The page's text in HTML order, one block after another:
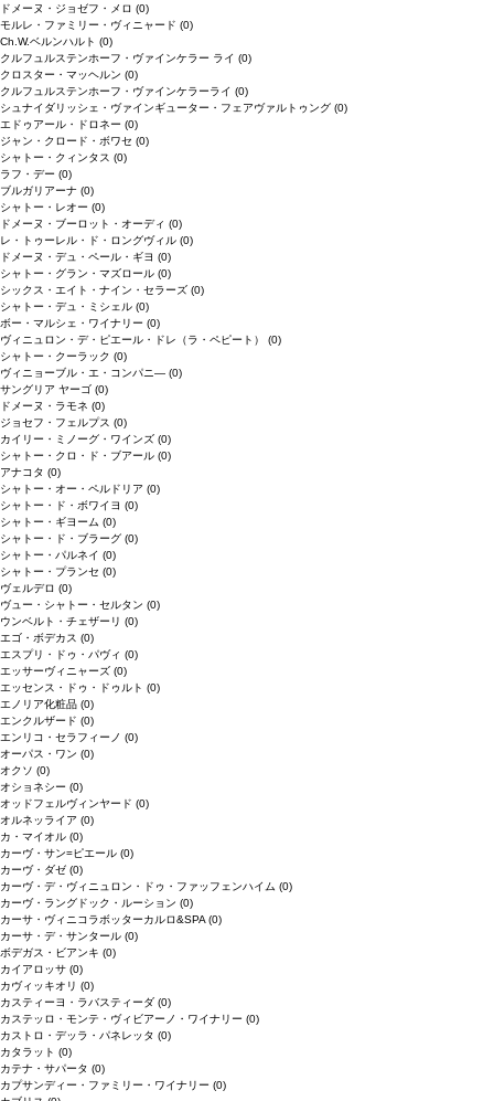
ドメーヌ・ジョゼフ・メロ (0)
モルレ・ファミリー・ヴィニャード (0)
Ch.W.ベルンハルト (0)
クルフュルステンホーフ・ヴァインケラー ライ (0)
クロスター・マッヘルン (0)
クルフュルステンホーフ・ヴァインケラーライ (0)
シュナイダリッシェ・ヴァインギューター・フェアヴァルトゥング (0)
エドゥアール・ドロネー (0)
ジャン・クロード・ボワセ (0)
シャトー・クィンタス (0)
ラフ・デー (0)
ブルガリアーナ (0)
シャトー・レオー (0)
ドメーヌ・ブーロット・オーディ (0)
レ・トゥーレル・ド・ロングヴィル (0)
ドメーヌ・デュ・ペール・ギヨ (0)
シャトー・グラン・マズロール (0)
シックス・エイト・ナイン・セラーズ (0)
シャトー・デュ・ミシェル (0)
ボー・マルシェ・ワイナリー (0)
ヴィニュロン・デ・ピエール・ドレ（ラ・ペピート） (0)
シャトー・クーラック (0)
ヴィニョーブル・エ・コンパニ― (0)
サングリア ヤーゴ (0)
ドメーヌ・ラモネ (0)
ジョセフ・フェルプス (0)
カイリー・ミノーグ・ワインズ (0)
シャトー・クロ・ド・ブアール (0)
アナコタ (0)
シャトー・オー・ペルドリア (0)
シャトー・ド・ボワイヨ (0)
シャトー・ギヨーム (0)
シャトー・ド・ブラーグ (0)
シャトー・パルネイ (0)
シャトー・プランセ (0)
ヴェルデロ (0)
ヴュー・シャトー・セルタン (0)
ウンベルト・チェザーリ (0)
エゴ・ボデカス (0)
エスプリ・ドゥ・パヴィ (0)
エッサーヴィニャーズ (0)
エッセンス・ドゥ・ドゥルト (0)
エノリア化粧品 (0)
エンクルザード (0)
エンリコ・セラフィーノ (0)
オーパス・ワン (0)
オクソ (0)
オショネシー (0)
オッドフェルヴィンヤード (0)
オルネッライア (0)
カ・マイオル (0)
カーヴ・サン=ピエール (0)
カーヴ・ダゼ (0)
カーヴ・デ・ヴィニュロン・ドゥ・ファッフェンハイム (0)
カーヴ・ラングドック・ルーション (0)
カーサ・ヴィニコラボッターカルロ&SPA (0)
カーサ・デ・サンタール (0)
ボデガス・ビアンキ (0)
カイアロッサ (0)
カヴィッキオリ (0)
カスティーヨ・ラバスティーダ (0)
カステッロ・モンテ・ヴィビアーノ・ワイナリー (0)
カストロ・デッラ・パネレッタ (0)
カタラット (0)
カテナ・サパータ (0)
カプサンディー・ファミリー・ワイナリー (0)